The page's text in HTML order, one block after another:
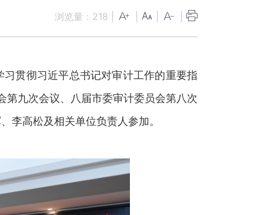
浏览量： 218
贯彻习近平总书记对审计工作的重要指
九次会议、八届市委审计委员会第八次
李高松及相关单位负责人参加。